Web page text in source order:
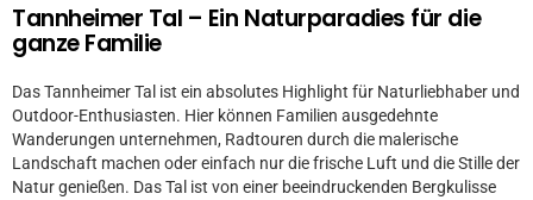
Tannheimer Tal – Ein Naturparadies für die
ganze Familie
Das Tannheimer Tal ist ein absolutes Highlight für Naturliebhaber und
Outdoor-Enthusiasten. Hier können Familien ausgedehnte
Wanderungen unternehmen, Radtouren durch die malerische
Landschaft machen oder einfach nur die frische Luft und die Stille der
Natur genießen. Das Tal ist von einer beeindruckenden Bergkulisse